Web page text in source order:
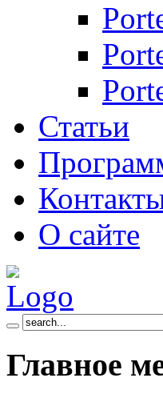
Статьи
О сайте
Главное